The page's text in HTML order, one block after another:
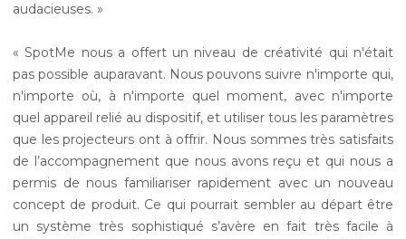
audacieuses. »
« SpotMe nous a offert un niveau de créativité qui n'était
pas possible auparavant. Nous pouvons suivre n'importe qui,
n'importe où, à n'importe quel moment, avec n'importe
quel appareil relié au dispositif, et utiliser tous les paramètres
que les projecteurs ont à offrir. Nous sommes très satisfaits
de l’accompagnement que nous avons reçu et qui nous a
permis de nous familiariser rapidement avec un nouveau
concept de produit. Ce qui pourrait sembler au départ être
un système très sophistiqué s’avère en fait très facile à